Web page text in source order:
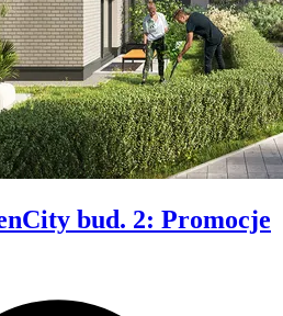
bud. 2: Promocje